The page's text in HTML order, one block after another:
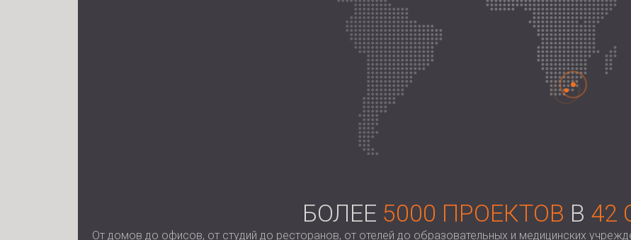
БОЛЕЕ 5000 ПРОЕКТОВ В 42
От домов до офисов, от студий до ресторанов, от отелей до образовательных и медицинских